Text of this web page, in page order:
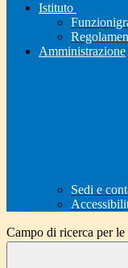
Istituto
Amministrazione
Sedi e
Campo di ricerca per